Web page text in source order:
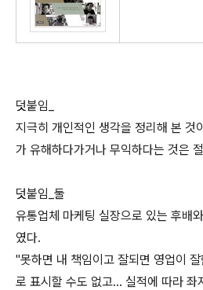
덧붙임_
지극히 개인적인 생각을 정리해 본 것
가 유해하다가거나 무익하다는 것은
덧붙임_둘
유통업체 마케팅 실장으로 있는 후배
였다.
"못하면 내 책임이고 잘되면 영업이
로 표시할 수도 없고... 실적에 따라 좌